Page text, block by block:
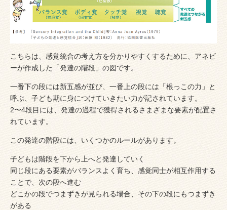
こちらは、感覚統合の考え方を分かりやすくするために、アネビ
ーが作成した「発達の階段」の図です。
一番下の段には新五感が並び、一番上の段には「根っこの力」と
呼ぶ、子ども期に身につけていきたい力が記されています。
2〜4段目には、発達の過程で獲得されるさまざまな要素が配置さ
れています。
この発達の階段には、いくつかのルールがあります。
子どもは階段を下から上へと発達していく
同じ段にある要素がバランスよく育ち、感覚同士が相互作用する
ことで、次の段へ進む
どこかの段でつまずきが見られる場合、その下の段にもつまずき
がある